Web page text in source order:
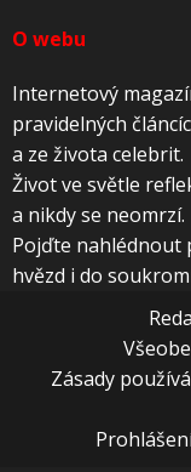
O webu
Internetový
pravidelných
a ze života celebrit.
Život ve světle
a nikdy se neomrzí.
Pojďte nahlédnout
hvězd i do
Zásady